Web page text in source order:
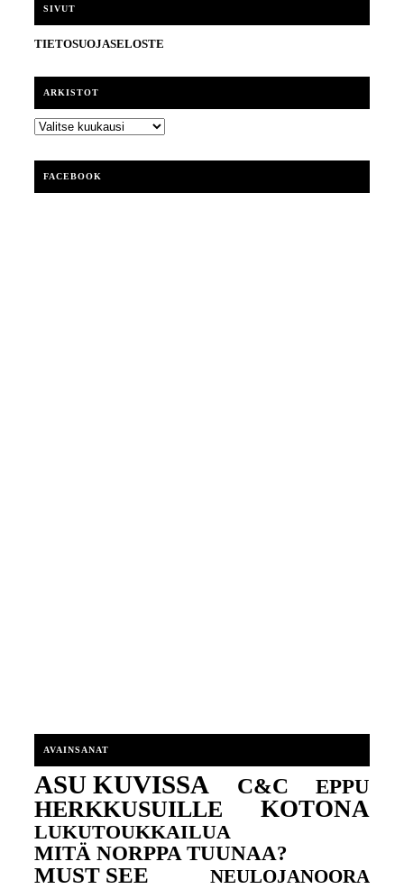
SIVUT
TIETOSUOJASELOSTE
ARKISTOT
ARKISTOT
FACEBOOK
AVAINSANAT
ASU KUVISSA C&C EPPU
HERKKUSUILLE KOTONA
LUKUTOUKKAILUA
MITÄ NORPPA TUUNAA?
MUST SEE NEULOJANOORA